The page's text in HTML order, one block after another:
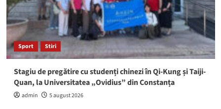
Sport Stiri
Stagiu de pregătire cu studenți chinezi în Qi-Kung și Taiji-
Quan, la Universitatea „Ovidius” din Constanța
admin 5 august 2026